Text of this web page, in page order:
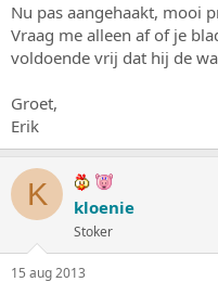
Nu pas aangehaakt, mooi
Vraag me alleen af of je
voldoende vrij dat hij de
Groet,
Erik
K kloenie
Stoker
15 aug 2013